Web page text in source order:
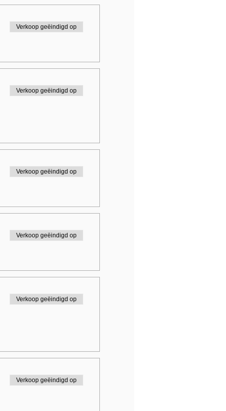
Verkoop geëindigd op
Verkoop geëindigd op
Verkoop geëindigd op
Verkoop geëindigd op
Verkoop geëindigd op
Verkoop geëindigd op